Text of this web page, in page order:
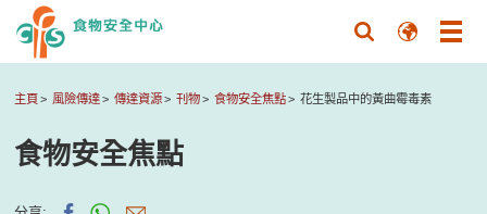
主頁 風險傳達 傳達資源 刊物 食物安全焦點 花生製品中的黃曲霉毒素
食物安全焦點